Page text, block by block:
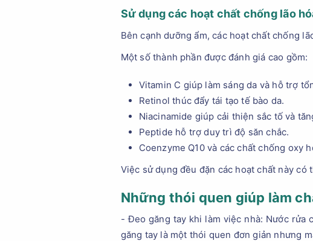
Sử dụng các hoạt chất chống lão
Bên cạnh dưỡng ẩm, các hoạt chất chống
Một số thành phần được đánh giá cao gồm:
Vitamin C giúp làm sáng da và hỗ trợ
Retinol thúc đẩy tái tạo tế bào da.
Niacinamide giúp cải thiện sắc tố và
Peptide hỗ trợ duy trì độ săn chắc.
Coenzyme Q10 và các chất chống oxy
Việc sử dụng đều đặn các hoạt chất này
Những thói quen giúp làm
- Đeo găng tay khi làm việc nhà: Nước rửa
găng tay là một thói quen đơn giản nhưng